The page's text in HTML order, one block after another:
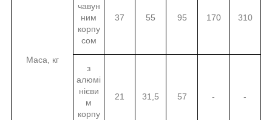
Маса, кг
чавун
ним
корпу
сом
37 55 95 170 310
з
алюмі
нієви
м
корпу
21 31,5 57 - -